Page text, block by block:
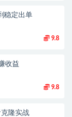
稳定出单
9.8
收益
9.8
隆实战